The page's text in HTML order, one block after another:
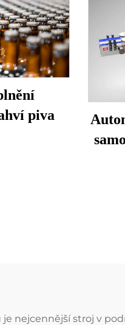
piva
je nejcennější stroj v